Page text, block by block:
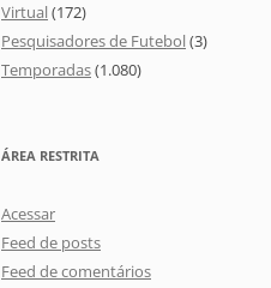
Virtual(172)
Pesquisadores de Futebol(3)
Temporadas(1.080)
ÁREA RESTRITA
Acessar
Feed de posts
Feed de comentários